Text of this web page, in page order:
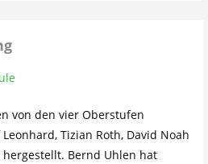
von den vier Oberstufen
Tizian Roth, David Noah
Bernd Uhlen hat